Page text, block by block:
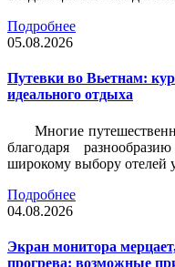
Подробнее
05.08.2026
Путевки во Вьетнам:
идеального отдыха
Многие
благодаря
широкому выбору отелей
Подробнее
04.08.2026
Экран монитора
прогрева: возможные